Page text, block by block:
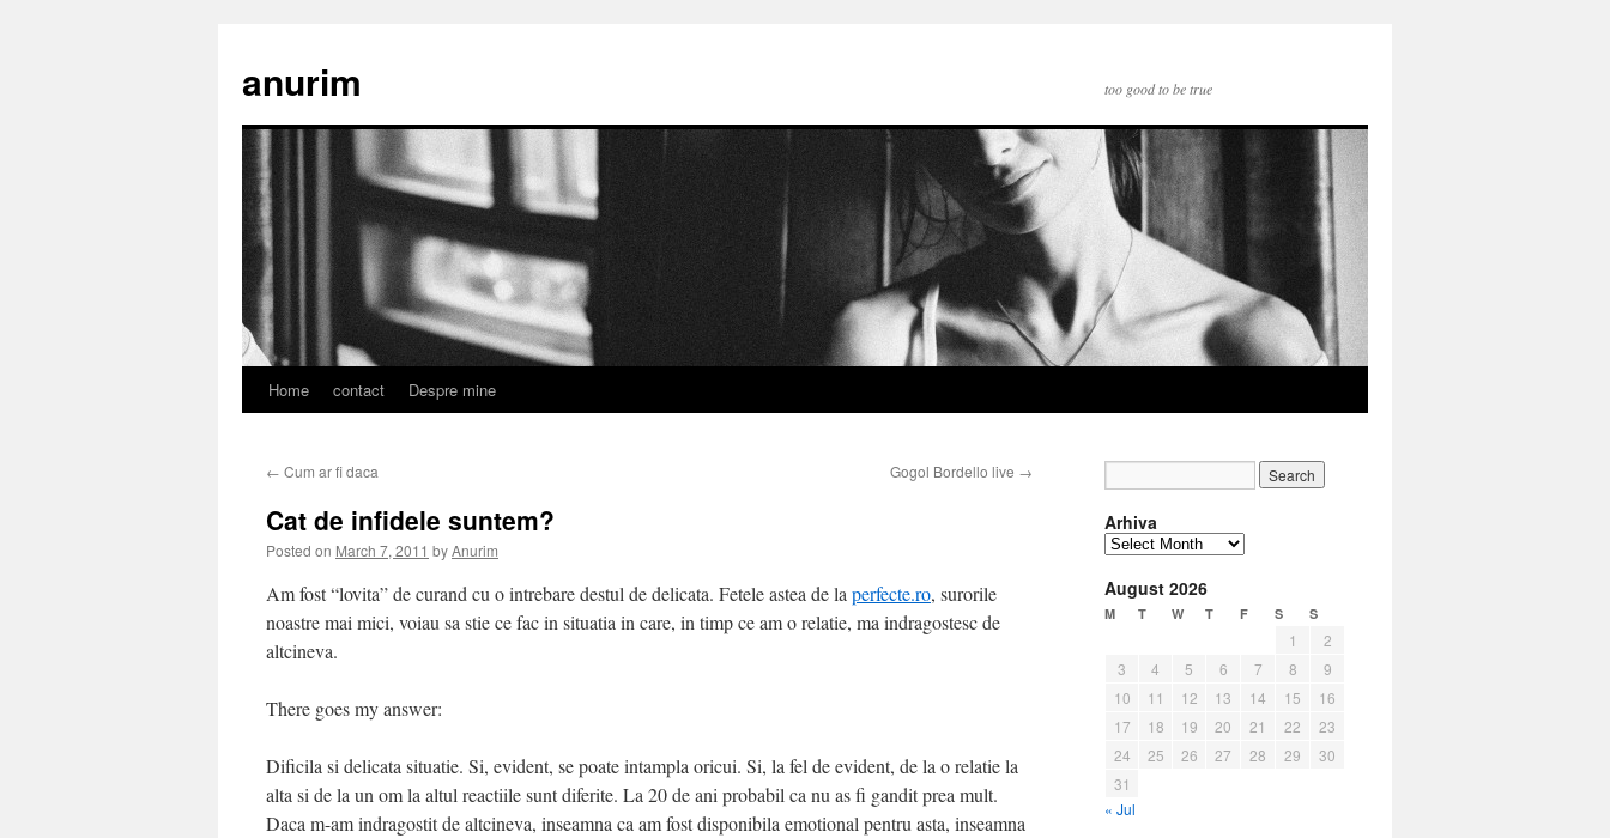
anurim too good to be true
Skip
content
Home contact Despre mine
← Cum ar fi daca Gogol Bordello live →
Cat de infidele suntem?
Posted on March 7, 2011 byAnurim
Am fost “lovita” de curand cu o intrebare destul de delicata. Fetele astea de la perfecte.ro, surorile
noastre mai mici, voiau sa stie ce fac in situatia in care, in timp ce am o relatie, ma indragostesc de
altcineva.
There goes my answer:
Dificila si delicata situatie. Si, evident, se poate intampla oricui. Si, la fel de evident, de la o relatie la
alta si de la un om la altul reactiile sunt diferite. La 20 de ani probabil ca nu as fi gandit prea mult.
Daca m-am indragostit de altcineva, inseamna ca am fost disponibila emotional pentru asta, inseamna
Arhiva
Arhiva
August 2026
M T W T F S S
1
2
3
4 5 6 7 8
9
10
11 12 13 14 15
16
17
18 19 20 21 22
23
24
25 26 27 28 29
30
31
« Jul